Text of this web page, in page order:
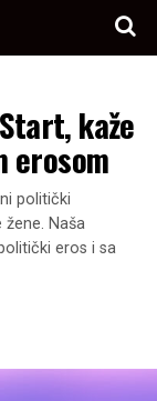
kaže
erosom
politički
Naša
eros i sa